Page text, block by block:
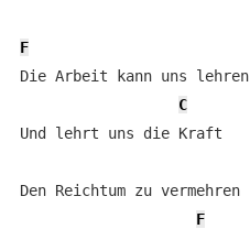
F
Die Arbeit kann uns lehren
C
Und lehrt uns die Kraft
Den Reichtum zu vermehren
F